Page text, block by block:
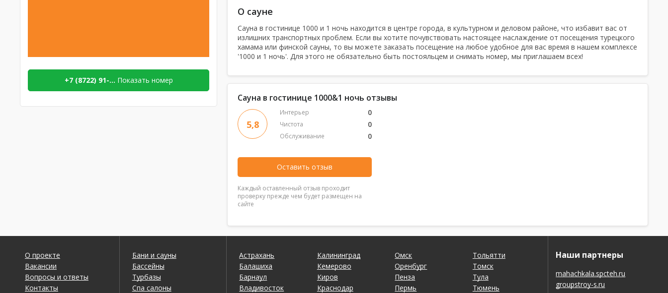
+7 (8722) 91-... Показать номер
О сауне
Сауна в гостинице 1000 и 1 ночь находится в центре города, в культурном и деловом районе, что избавит вас от
излишних транспортных проблем. Если вы хотите почувствовать настоящее наслаждение от посещения турецкого
хамама или финской сауны, то вы можете заказать посещение на любое удобное для вас время в нашем комплексе
'1000 и 1 ночь'. Для этого не обязательно быть постояльцем и снимать номер, мы приглашаем всех!
Сауна в гостинице 1000&1 ночь отзывы
5,8
Интерьер 0
Чистота 0
Обслуживание 0
Оставить отзыв
Каждый оставленный отзыв проходит
проверку прежде чем будет размещен на
сайте
О проекте
Вакансии
Вопросы и ответы
Контакты
Бани и сауны
Бассейны
Турбазы
Спа салоны
Астрахань
Балашиха
Барнаул
Владивосток
Калининград
Кемерово
Киров
Краснодар
Омск
Оренбург
Пенза
Пермь
Тольятти
Томск
Тула
Тюмень
Наши партнеры
mahachkala.spcteh.ru
groupstroy-s.ru